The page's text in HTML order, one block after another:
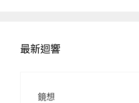
最新迴響
鏡想